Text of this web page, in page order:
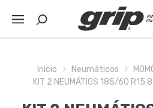
Inicio Neumáticos
KIT 2 NEUMÁTIOS 185/60 R15